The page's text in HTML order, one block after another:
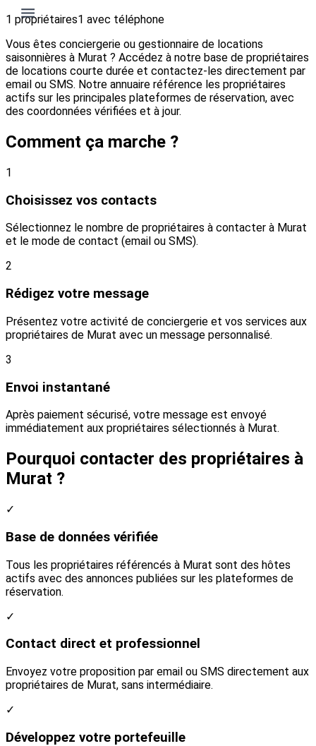
1 propriétaires1 avec téléphone
Vous êtes conciergerie ou gestionnaire de locations
saisonnières à Murat ? Accédez à notre base de propriétaires
de locations courte durée et contactez-les directement par
email ou SMS. Notre annuaire référence les propriétaires
actifs sur les principales plateformes de réservation, avec
des coordonnées vérifiées et à jour.
Comment ça marche ?
1
Choisissez vos contacts
Sélectionnez le nombre de propriétaires à contacter à Murat
et le mode de contact (email ou SMS).
2
Rédigez votre message
Présentez votre activité de conciergerie et vos services aux
propriétaires de Murat avec un message personnalisé.
3
Envoi instantané
Après paiement sécurisé, votre message est envoyé
immédiatement aux propriétaires sélectionnés à Murat.
Pourquoi contacter des propriétaires à
Murat ?
✓
Base de données vérifiée
Tous les propriétaires référencés à Murat sont des hôtes
actifs avec des annonces publiées sur les plateformes de
réservation.
✓
Contact direct et professionnel
Envoyez votre proposition par email ou SMS directement aux
propriétaires de Murat, sans intermédiaire.
✓
Développez votre portefeuille